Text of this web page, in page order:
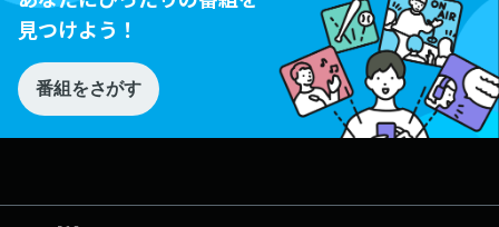
見つけよう！
番組をさがす